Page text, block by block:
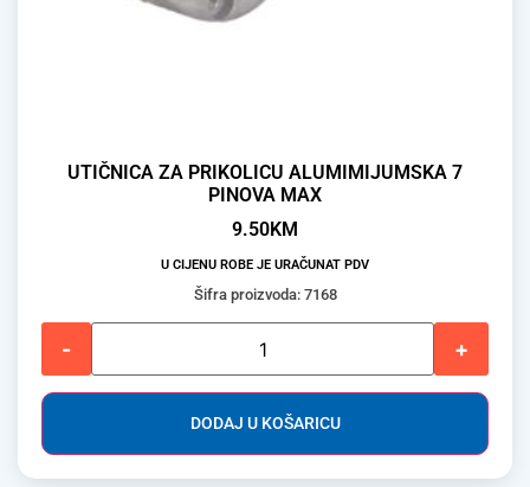
UTIČNICA ZA PRIKOLICU ALUMIMIJUMSKA 7
PINOVA MAX
9.50KM
U CIJENU ROBE JE URAČUNAT PDV
Šifra proizvoda: 7168
- +
DODAJ U KOŠARICU